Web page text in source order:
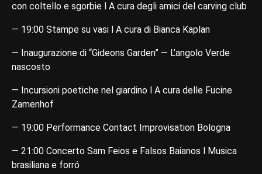
con coltello e sgorbie l A cura degli amici del carving club
— 19:00 Stampe su vasi l A cura di Bianca Kaplan
— Inaugurazione di “Gideons Garden” — L’angolo Verde
nascosto
— Incursioni poetiche nel giardino l A cura delle Fucine
Zamenhof
— 19:00 Performance Contact Improvisation Bologna
— 21:00 Concerto Sam Feios e Falsos Baianos l Musica
brasiliana e forró